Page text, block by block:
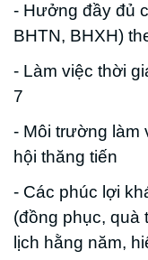
- Hưởng đầy đủ
BHTN, BHXH)
- Làm việc thời
7
- Môi trường làm
hội thăng tiến
- Các phúc lợi
(đồng phục, quà
lịch hằng năm,